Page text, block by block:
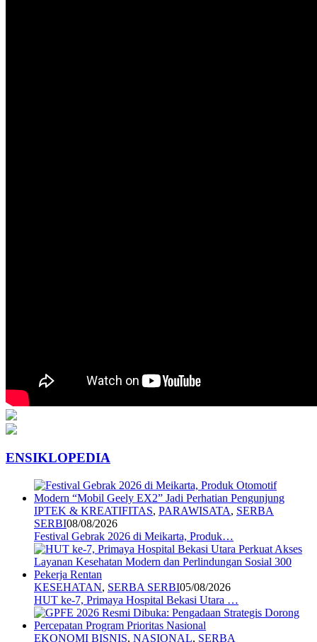
ENSIKLOPEDIA
IPTEK & KREATIFITAS, PARAWISATA, SERBA
SERBI08/08/2026
Festival Gebrak 2026 di Meikarta, Produk…
KESEHATAN, SERBA SERBI05/08/2026
HUT ke-7, Primaya Hospital Bekasi Utara …
EKONOMI BISNIS, NASIONAL, SERBA